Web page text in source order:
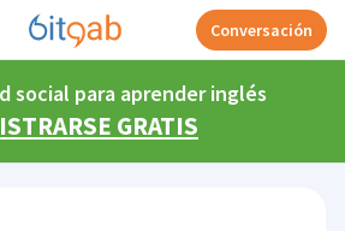
Conversación
social para aprender inglés
GRATIS